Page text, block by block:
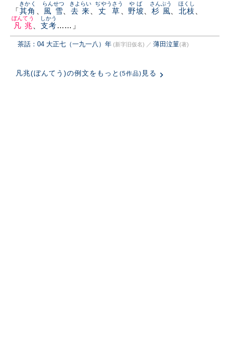
「其角
きかく
風雪
らんせつ
去来
きよらい
丈草
ぢやうさう
野坡
やば
杉風
さんぷう
北枝
ほくし
凡兆
ぼんてう
支考
しかう
……」
茶話：04 大正七（一九一八）年 (新字旧仮名) ／ 薄田泣菫(著)
凡兆(ぼんてう)の例文をもっと (5作品) 見る